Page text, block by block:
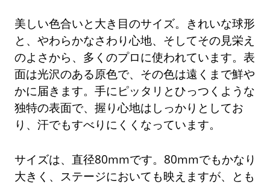
美しい色合いと大き目のサイズ。きれいな球形
と、やわらかなさわり心地、そしてその見栄え
のよさから、多くのプロに使われています。表
面は光沢のある原色で、その色は遠くまで鮮や
かに届きます。手にピッタリとひっつくような
独特の表面で、握り心地はしっかりとしてお
り、汗でもすべりにくくなっています。
サイズは、直径80mmです。80mmでもかなり
大きく、ステージにおいても映えますが、とも